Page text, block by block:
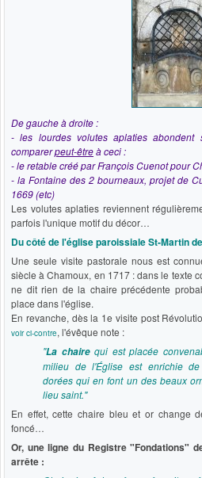
De gauche à droite :
- les lourdes volutes aplaties
comparerpeut-êtreà ceci :
- le retable créé par François Cuenot pour
- la Fontaine des 2 bourneaux, projet de
1669 (etc)
Les volutes aplaties reviennent
parfois l'unique motif du décor…
Du côté de l'église paroissiale St-Martin
Une seule visite pastorale nous est
siècle à Chamoux, en 1717 : dans le texte
ne dit rien de la chaire précédente
place dans l'église.
En revanche, dès la 1e visite post
voir ci-contre, l'évêque note :
"La chairequi est placée
milieu de l'Église est enrichie de
dorées qui en font un des beaux
lieu saint."
En effet, cette chaire bleu et or change
foncé…
Or, une ligne du Registre "Fondations"
arrête :